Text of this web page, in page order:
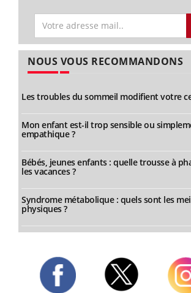
NOUS VOUS RECOMMANDONS
Les troubles du sommeil modifient votre
Mon enfant est-il trop sensible ou
empathique ?
Bébés, jeunes enfants : quelle trousse à
les vacances ?
Syndrome métabolique : quels sont les
physiques ?